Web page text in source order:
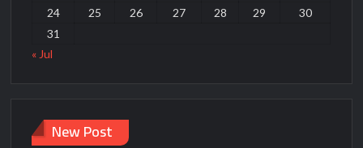
24
25 26 27 28 29
30
31
« Jul
New Post